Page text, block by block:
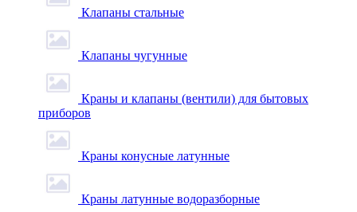
Клапаны стальные
Клапаны чугунные
Краны и клапаны (вентили) для бытовых
приборов
Краны конусные латунные
Краны латунные водоразборные